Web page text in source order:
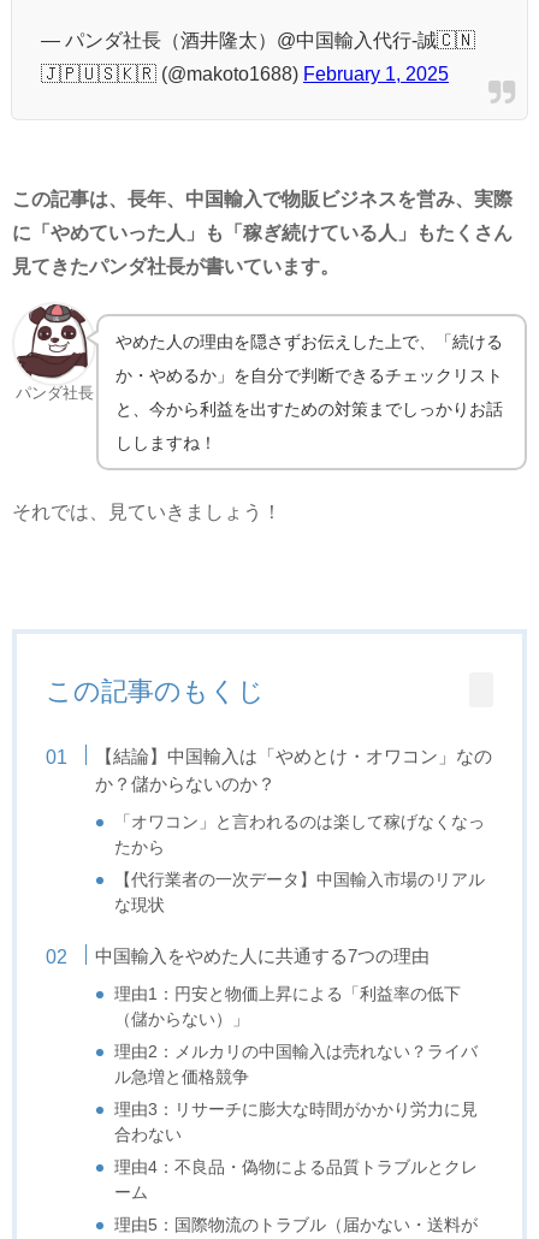
— パンダ社長（酒井隆太）@中国輸入代行-誠🇨🇳
🇯🇵🇺🇸🇰🇷 (@makoto1688) February 1, 2025
この記事は、長年、中国輸入で物販ビジネスを営み、実際
に「やめていった人」も「稼ぎ続けている人」もたくさん
見てきたパンダ社長が書いています。
パンダ社長
やめた人の理由を隠さずお伝えした上で、「続ける
か・やめるか」を自分で判断できるチェックリスト
と、今から利益を出すための対策までしっかりお話
ししますね！
それでは、見ていきましょう！
この記事のもくじ
【結論】中国輸入は「やめとけ・オワコン」なの
か？儲からないのか？
「オワコン」と言われるのは楽して稼げなくなっ
たから
【代行業者の一次データ】中国輸入市場のリアル
な現状
中国輸入をやめた人に共通する7つの理由
理由1：円安と物価上昇による「利益率の低下
（儲からない）」
理由2：メルカリの中国輸入は売れない？ライバ
ル急増と価格競争
理由3：リサーチに膨大な時間がかかり労力に見
合わない
理由4：不良品・偽物による品質トラブルとクレ
ーム
理由5：国際物流のトラブル（届かない・送料が